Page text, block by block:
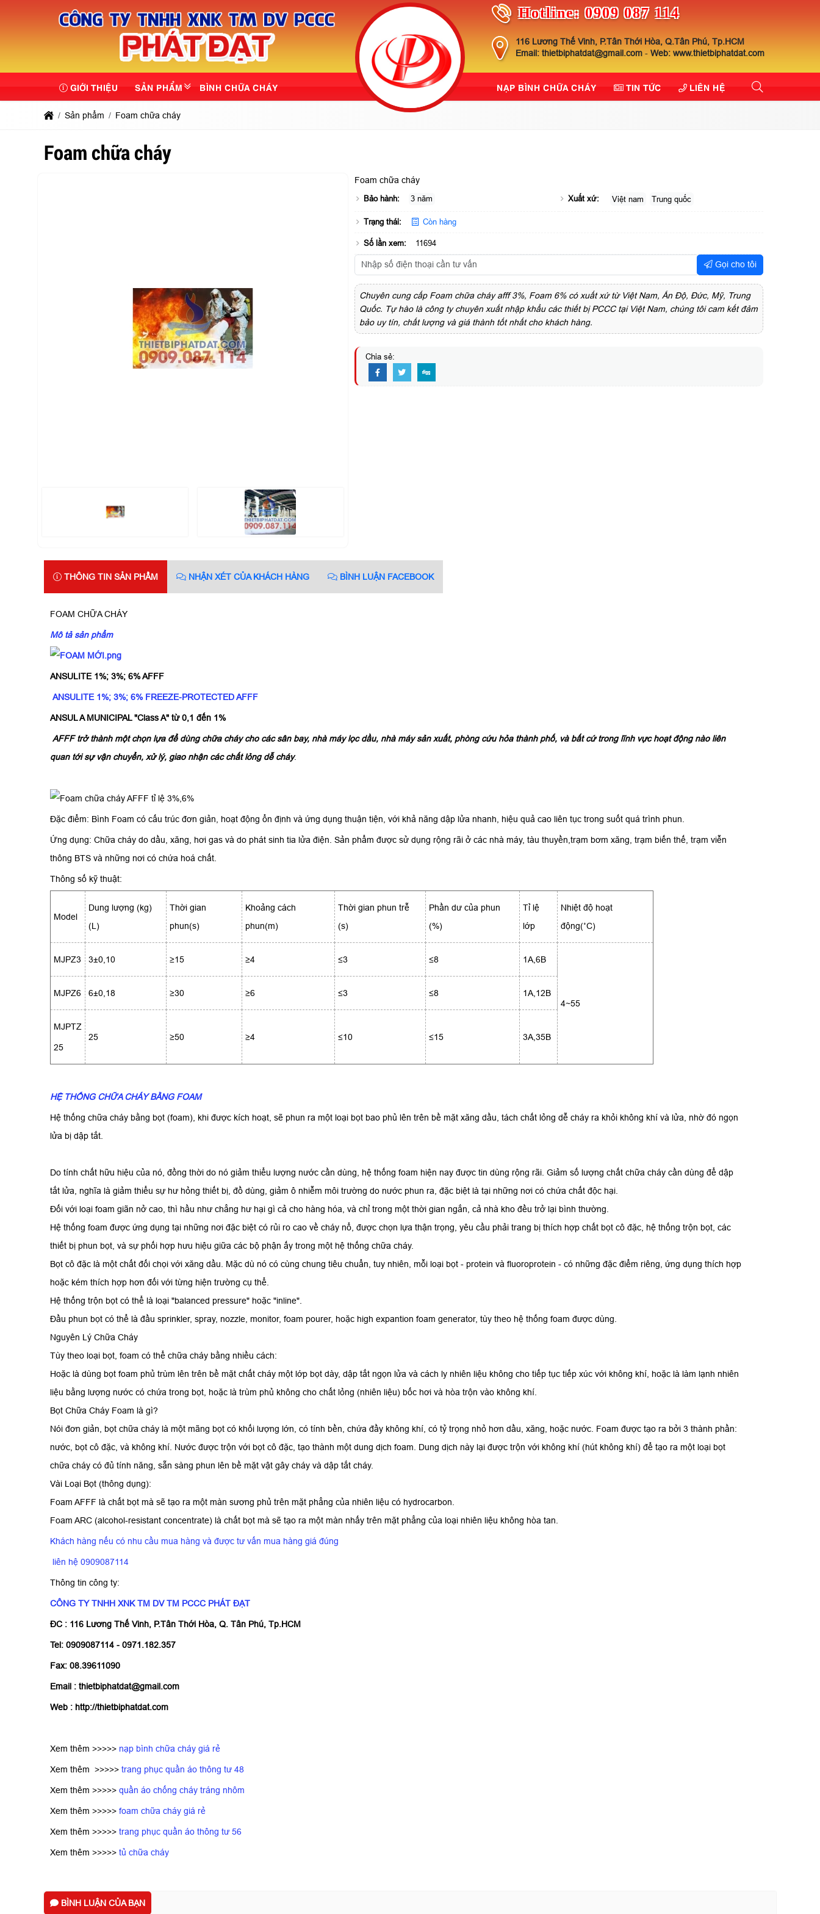
Hotline: 0909 087 114
116 Lương Thế Vinh, P.Tân Thới Hòa, Q.Tân Phú, Tp.HCM
Email: thietbiphatdat@gmail.com- Web: www.thietbiphatdat.com
GIỚI THIỆU SẢN PHẨM BÌNH CHỮA CHÁY NẠP BÌNH CHỮA CHÁY TIN TỨC LIÊN HỆ
Sản phẩm Foam chữa cháy
Foam chữa cháy
Foam chữa cháy
Bảo hành: 3 năm Xuất xứ: Việt nam Trung quốc
Trạng thái: Còn hàng
Số lần xem: 11694
Gọi cho tôi
Chuyên cung cấp Foam chữa cháy afff 3%, Foam 6% có xuất xứ từ Việt Nam, Ấn Độ, Đức, Mỹ, Trung
Quốc. Tự hào là công ty chuyên xuất nhập khẩu các thiết bị PCCC tại Việt Nam, chúng tôi cam kết đảm
bảo uy tín, chất lượng và giá thành tốt nhất cho khách hàng.
Chia sẻ:
THÔNG TIN SẢN PHẨM NHẬN XÉT CỦA KHÁCH HÀNG BÌNH LUẬN FACEBOOK
FOAM CHỮA CHÁY
Mô tả sản phẩm
ANSULITE 1%; 3%; 6% AFFF
ANSULITE 1%; 3%; 6% FREEZE-PROTECTED AFFF
ANSUL A MUNICIPAL "Class A" từ 0,1 đến 1%
AFFF trở thành một chọn lựa để dùng chữa cháy cho các sân bay, nhà máy lọc dầu, nhà máy sản xuất, phòng cứu hỏa thành phố, và bất cứ trong lĩnh vực hoạt động nào liên
quan tới sự vận chuyển, xử lý, giao nhận các chất lỏng dễ cháy.
Đặc điểm: Bình Foam có cấu trúc đơn giản, hoạt động ổn định và ứng dụng thuận tiện, với khả năng dập lửa nhanh, hiệu quả cao liên tục trong suốt quá trình phun.
Ứng dụng: Chữa cháy do dầu, xăng, hơi gas và do phát sinh tia lửa điện. Sản phẩm được sử dụng rộng rãi ở các nhà máy, tàu thuyền,trạm bơm xăng, trạm biến thế, trạm viễn
thông BTS và những nơi có chứa hoá chất.
Thông số kỹ thuật:
Model
Dung lượng (kg)
(L)
Thời gian
phun(s)
Khoảng cách
phun(m)
Thời gian phun trễ
(s)
Phần dư của phun
(%)
Tỉ lệ
lớp
Nhiệt độ hoạt
động(˚C)
MJPZ3 3±0,10 ≥15 ≥4 ≤3 ≤8 1A,6B
4~55
MJPZ6 6±0,18 ≥30 ≥6 ≤3 ≤8 1A,12B
MJPTZ
25
25 ≥50 ≥4 ≤10 ≤15 3A,35B
HỆ THỐNG CHỮA CHÁY BẰNG FOAM
Hệ thống chữa cháy bằng bọt (foam), khi được kích hoạt, sẽ phun ra một loại bọt bao phủ lên trên bề mặt xăng dầu, tách chất lỏng dễ cháy ra khỏi không khí và lửa, nhờ đó ngọn
lửa bị dập tắt.
Do tính chất hữu hiệu của nó, đồng thời do nó giảm thiểu lượng nước cần dùng, hệ thống foam hiện nay được tin dùng rộng rãi. Giảm số lượng chất chữa cháy cần dùng để dập
tắt lửa, nghĩa là giảm thiểu sự hư hỏng thiết bị, đồ dùng, giảm ô nhiễm môi trường do nước phun ra, đặc biệt là tại những nơi có chứa chất độc hại.
Đối với loại foam giãn nở cao, thì hầu như chẳng hư hại gì cả cho hàng hóa, và chỉ trong một thời gian ngắn, cả nhà kho đều trở lại bình thường.
Hệ thống foam được ứng dụng tại những nơi đặc biệt có rủi ro cao về cháy nổ, được chọn lựa thận trọng, yêu cầu phải trang bị thích hợp chất bọt cô đặc, hệ thống trộn bọt, các
thiết bị phun bọt, và sự phối hợp hưu hiệu giữa các bộ phận ấy trong một hệ thống chữa cháy.
Bọt cô đặc là một chất đối chọi với xăng dầu. Mặc dù nó có cùng chung tiêu chuẩn, tuy nhiên, mỗi loại bọt - protein và fluoroprotein - có những đặc điểm riêng, ứng dụng thích hợp
hoặc kém thích hợp hơn đối với từng hiện trường cụ thể.
Hệ thống trộn bọt có thể là loại "balanced pressure" hoặc "inline".
Đầu phun bọt có thể là đầu sprinkler, spray, nozzle, monitor, foam pourer, hoặc high expantion foam generator, tùy theo hệ thống foam được dùng.
Nguyên Lý Chữa Cháy
Tùy theo loại bọt, foam có thể chữa cháy bằng nhiều cách:
Hoặc là dùng bọt foam phủ trùm lên trên bề mặt chất cháy một lớp bọt dày, dập tắt ngọn lửa và cách ly nhiên liệu không cho tiếp tục tiếp xúc với không khí, hoặc là làm lạnh nhiên
liệu bằng lượng nước có chứa trong bọt, hoặc là trùm phủ không cho chất lỏng (nhiên liệu) bốc hơi và hòa trộn vào không khí.
Bọt Chữa Cháy Foam là gì?
Nói đơn giản, bọt chữa cháy là một mãng bọt có khối lượng lớn, có tính bền, chứa đầy không khí, có tỷ trọng nhỏ hơn dầu, xăng, hoặc nước. Foam được tạo ra bởi 3 thành phần:
nước, bọt cô đặc, và không khí. Nước được trộn với bọt cô đặc, tạo thành một dung dịch foam. Dung dịch này lại được trộn với không khí (hút không khí) để tạo ra một loại bọt
chữa cháy có đủ tính năng, sẵn sàng phun lên bề mặt vật gây cháy và dập tắt cháy.
Vài Loại Bọt (thông dụng):
Foam AFFF là chất bọt mà sẽ tạo ra một màn sương phủ trên mặt phẳng của nhiên liệu có hydrocarbon.
Foam ARC (alcohol-resistant concentrate) là chất bọt mà sẽ tạo ra một màn nhấy trên mặt phẳng của loại nhiên liệu không hòa tan.
Khách hàng nếu có nhu cầu mua hàng và được tư vấn mua hàng giá đúng
liên hệ 0909087114
Thông tin công ty:
CÔNG TY TNHH XNK TM DV TM PCCC PHÁT ĐẠT
ĐC : 116 Lương Thế Vinh, P.Tân Thới Hòa, Q. Tân Phú, Tp.HCM
Tel: 0909087114 - 0971.182.357
Fax: 08.39611090
Email : thietbiphatdat@gmail.com
Web : http://thietbiphatdat.com
Xem thêm >>>>> nạp bình chữa cháy giá rẻ
Xem thêm >>>>> trang phục quần áo thông tư 48
Xem thêm >>>>> quần áo chống cháy tráng nhôm
Xem thêm >>>>> foam chữa cháy giá rẻ
Xem thêm >>>>> trang phục quần áo thông tư 56
Xem thêm >>>>> tủ chữa cháy
BÌNH LUẬN CỦA BẠN